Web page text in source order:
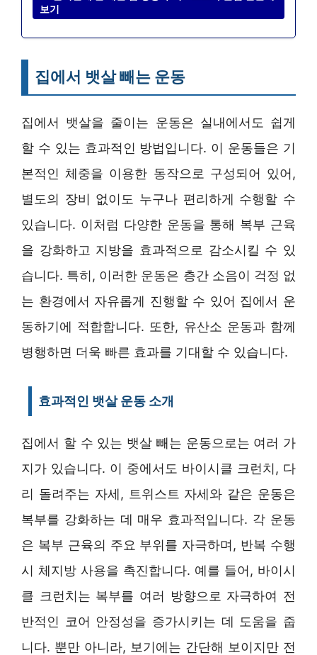
보기
집에서 뱃살 빼는 운동
집에서 뱃살을 줄이는 운동은 실내에서도 쉽게
할 수 있는 효과적인 방법입니다. 이 운동들은 기
본적인 체중을 이용한 동작으로 구성되어 있어,
별도의 장비 없이도 누구나 편리하게 수행할 수
있습니다. 이처럼 다양한 운동을 통해 복부 근육
을 강화하고 지방을 효과적으로 감소시킬 수 있
습니다. 특히, 이러한 운동은 층간 소음이 걱정 없
는 환경에서 자유롭게 진행할 수 있어 집에서 운
동하기에 적합합니다. 또한, 유산소 운동과 함께
병행하면 더욱 빠른 효과를 기대할 수 있습니다.
효과적인 뱃살 운동 소개
집에서 할 수 있는 뱃살 빼는 운동으로는 여러 가
지가 있습니다. 이 중에서도 바이시클 크런치, 다
리 돌려주는 자세, 트위스트 자세와 같은 운동은
복부를 강화하는 데 매우 효과적입니다. 각 운동
은 복부 근육의 주요 부위를 자극하며, 반복 수행
시 체지방 사용을 촉진합니다. 예를 들어, 바이시
클 크런치는 복부를 여러 방향으로 자극하여 전
반적인 코어 안정성을 증가시키는 데 도움을 줍
니다. 뿐만 아니라, 보기에는 간단해 보이지만 전